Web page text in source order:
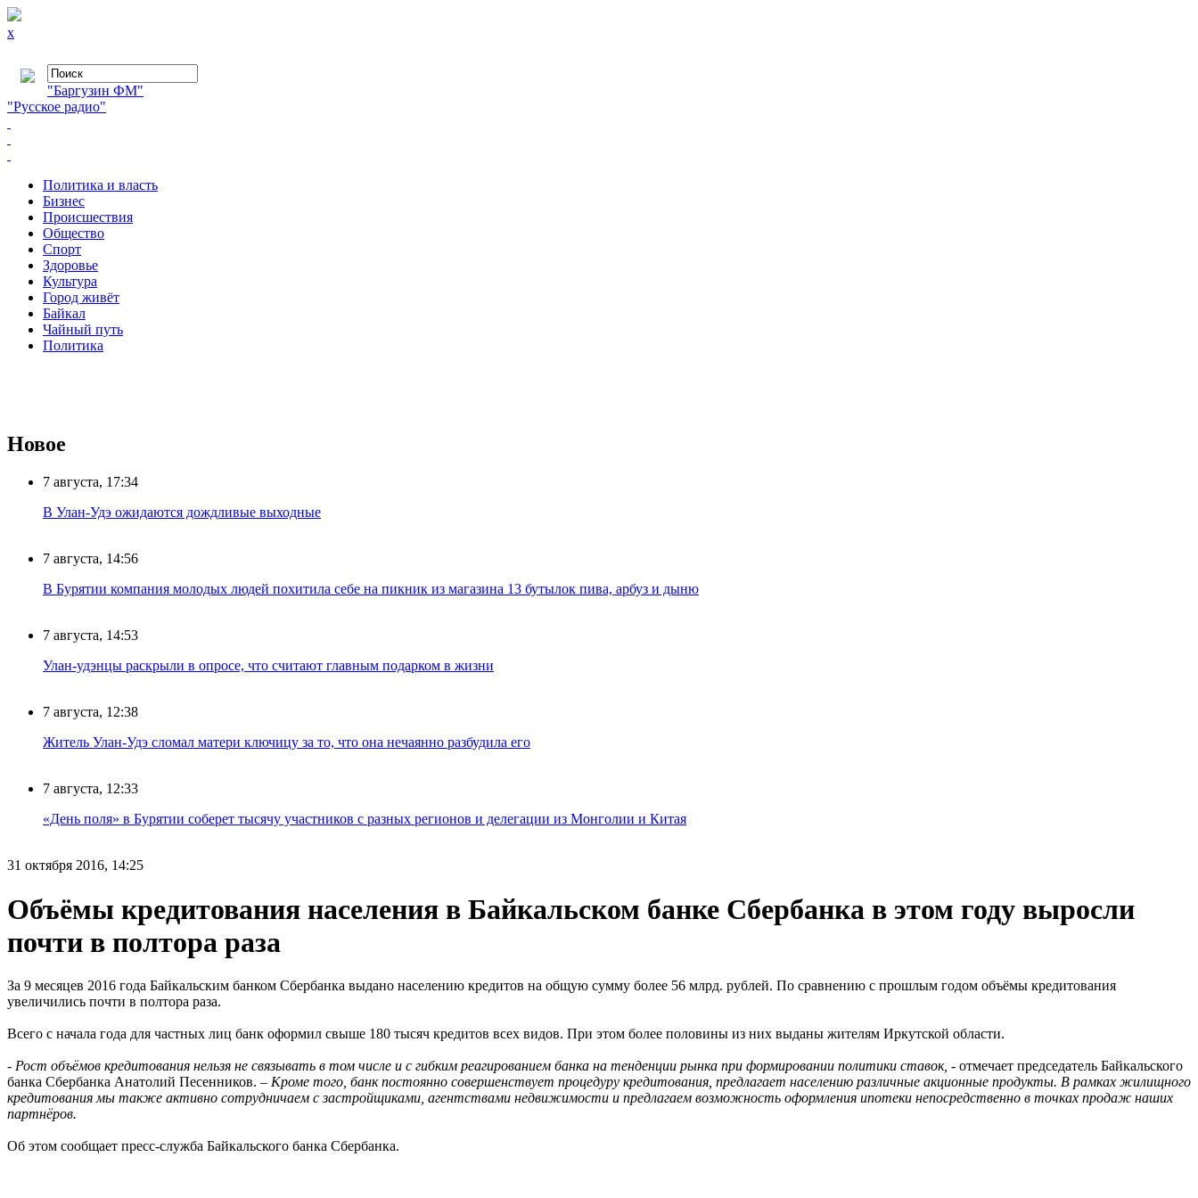
x
"Баргузин ФМ"
"Русское радио"
Политика и власть
Бизнес
Происшествия
Общество
Cпорт
Здоровье
Культура
Город живёт
Байкал
Чайный путь
Политика
Новое
7 августа, 17:34
В Улан-Удэ ожидаются дождливые выходные
7 августа, 14:56
В Бурятии компания молодых людей похитила себе на пикник из магазина 13 бутылок пива, арбуз и дыню
7 августа, 14:53
Улан-удэнцы раскрыли в опросе, что считают главным подарком в жизни
7 августа, 12:38
Житель Улан-Удэ сломал матери ключицу за то, что она нечаянно разбудила его
7 августа, 12:33
«День поля» в Бурятии соберет тысячу участников с разных регионов и делегации из Монголии и Китая
31 октября 2016, 14:25
Объёмы кредитования населения в Байкальском банке Сбербанка в этом году выросли
почти в полтора раза
За 9 месяцев 2016 года Байкальским банком Сбербанка выдано населению кредитов на общую сумму более 56 млрд. рублей. По сравнению с прошлым годом объёмы кредитования
увеличились почти в полтора раза.
Всего с начала года для частных лиц банк оформил свыше 180 тысяч кредитов всех видов. При этом более половины из них выданы жителям Иркутской области.
- Рост объёмов кредитования нельзя не связывать в том числе и с гибким реагированием банка на тенденции рынка при формировании политики ставок, - отмечает председатель Байкальского
банка Сбербанка Анатолий Песенников. – Кроме того, банк постоянно совершенствует процедуру кредитования, предлагает населению различные акционные продукты. В рамках жилищного
кредитования мы также активно сотрудничаем с застройщиками, агентствами недвижимости и предлагаем возможность оформления ипотеки непосредственно в точках продаж наших
партнёров.
Об этом сообщает пресс-служба Байкальского банка Сбербанка.